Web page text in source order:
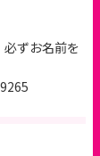
ずお名前を